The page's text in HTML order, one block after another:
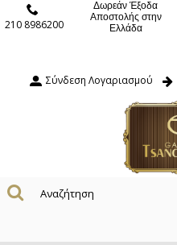
210 8986200
Δωρεάν Έξοδα
Αποστολής στην
Ελλάδα
Σύνδεση Λογαριασμού